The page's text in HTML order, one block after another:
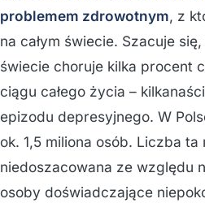
problemem zdrowotnym, z
na całym świecie. Szacuje
świecie choruje kilka procent
ciągu całego życia –
epizodu depresyjnego. W
ok. 1,5 miliona osób. Liczba ta
niedoszacowana ze względu
osoby doświadczające